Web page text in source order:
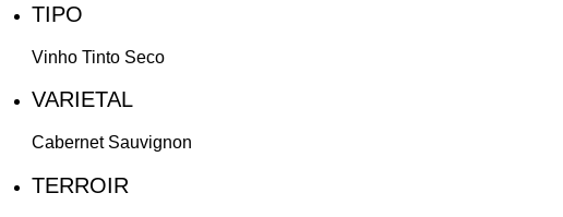
TIPO
Vinho Tinto Seco
VARIETAL
Cabernet Sauvignon
TERROIR